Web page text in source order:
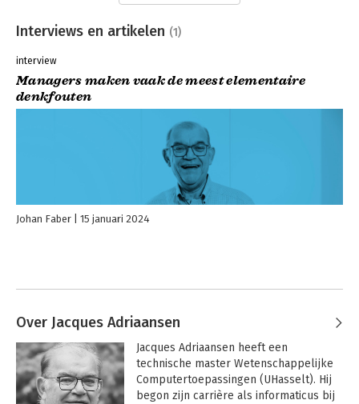
Interviews en artikelen (1)
interview
Managers maken vaak de meest elementaire
denkfouten
Johan Faber 15 januari 2024
Over Jacques Adriaansen
Jacques Adriaansen heeft een
technische master Wetenschappelijke
Computertoepassingen (UHasselt). Hij
begon zijn carrière als informaticus bij